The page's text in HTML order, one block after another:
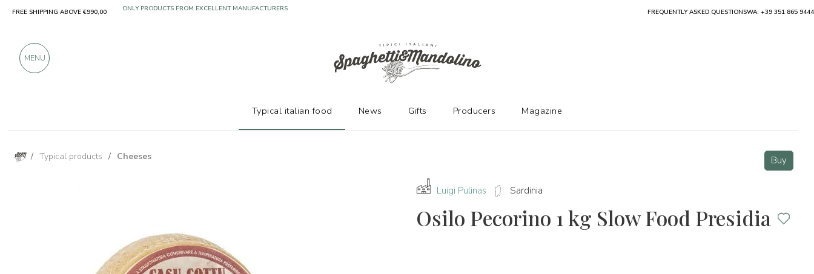
/ Typical products / Cheeses Buy
Luigi Pulinas Sardinia
Osilo Pecorino 1 kg Slow Food Presidia
FREE SHIPPING ABOVE €990,00 ONLY PRODUCTS FROM EXCELLENT MANUFACTURERS FREQUENTLY ASKED QUESTIONSWA: +39 351 865 9444
MENU
Typical italian food News Gifts Producers Magazine